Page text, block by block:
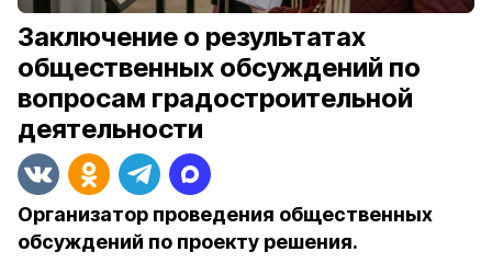
Заключение о результатах
общественных обсуждений по
вопросам градостроительной
деятельности
Организатор проведения общественных
обсуждений по проекту решения.